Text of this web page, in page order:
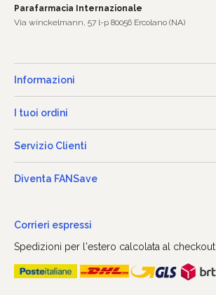
Parafarmacia Internazionale
Via winckelmann, 57 l-p 80056 Ercolano (NA)
Informazioni
I tuoi ordini
Servizio Clienti
Diventa FANSave
Corrieri espressi
Spedizioni per l'estero calcolata al checkout